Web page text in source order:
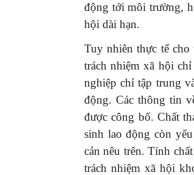
động tới môi trường,
hội dài hạn.
Tuy nhiên thực tế cho
trách nhiệm xã hội
nghiệp chỉ tập trung
động. Các thông tin
được công bố. Chất
sinh lao động còn
cản nêu trên. Tính
trách nhiệm xã hội